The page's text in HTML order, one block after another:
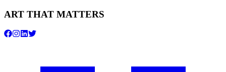
ART THAT MATTERS